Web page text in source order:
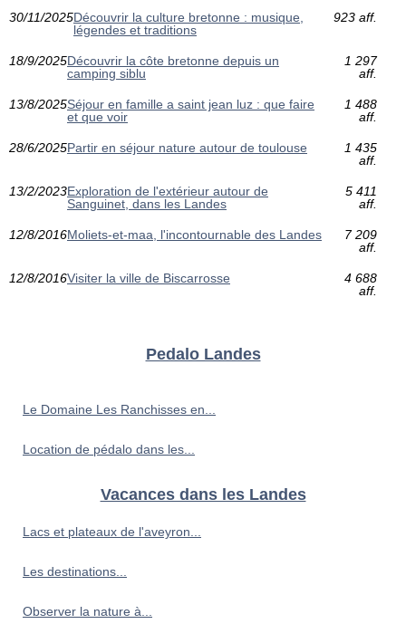
30/11/2025Découvrir la culture bretonne : musique,
légendes et traditions
923 aff.
18/9/2025Découvrir la côte bretonne depuis un
camping siblu
1 297
aff.
13/8/2025Séjour en famille a saint jean luz : que faire
et que voir
1 488
aff.
28/6/2025Partir en séjour nature autour de toulouse
1 435
aff.
13/2/2023Exploration de l'extérieur autour de
Sanguinet, dans les Landes
5 411
aff.
12/8/2016Moliets-et-maa, l'incontournable des Landes
7 209
aff.
12/8/2016Visiter la ville de Biscarrosse
4 688
aff.
Pedalo Landes
Le Domaine Les Ranchisses en...
Location de pédalo dans les...
Vacances dans les Landes
Lacs et plateaux de l'aveyron...
Les destinations...
Observer la nature à...